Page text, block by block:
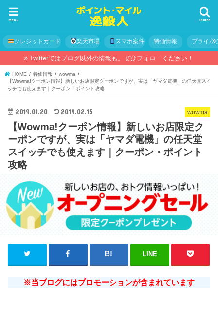
search
menu
クレジットカード 楽天市場 スマホ案件 特価情報 プライバ
Twitterではブログ以外の情報も。ぜひフォローください！
HOME 特価情報
wowma
【Wowma!クーポン情報】新しいお店限定クーポンですが、実は「ヤマダ電機」の任天堂スイ
ッチでも使えます｜クーポン・ポイント攻略
wowma
2019.01.20 2019.02.15
【Wowma!クーポン情報】新しいお店限定ク
ーポンですが、実は「ヤマダ電機」の任天堂
スイッチでも使えます｜クーポン・ポイント
攻略
LINE
※当ブログにはプロモーションが含まれています